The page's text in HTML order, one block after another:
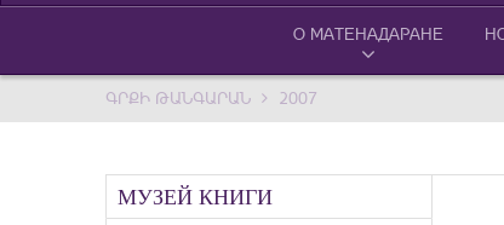
О МАТЕНАДАРАНЕ
ԳՐՔԻ ԹԱՆԳԱՐԱՆ 2007
МУЗЕЙ КНИГИ